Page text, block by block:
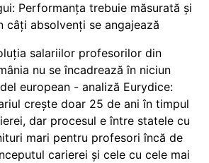
Performanța trebuie măsurată și
câți absolvenți se angajează
salariilor profesorilor din
nu se încadrează în niciun
european - analiză Eurydice:
crește doar 25 de ani în timpul
dar procesul e între statele cu
mari pentru profesori încă de
carierei și cele cu cele mai